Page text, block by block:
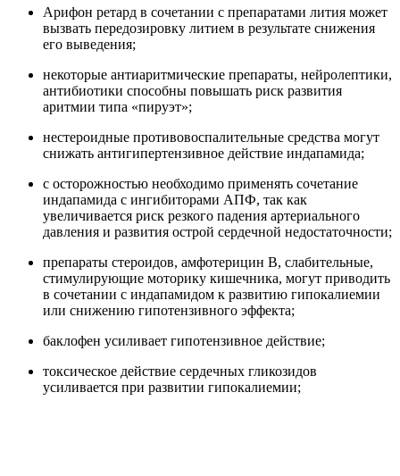
Арифон ретард в сочетании с препаратами лития может
вызвать передозировку литием в результате снижения
его выведения;
некоторые антиаритмические препараты, нейролептики,
антибиотики способны повышать риск развития
аритмии типа «пируэт»;
нестероидные противовоспалительные средства могут
снижать антигипертензивное действие индапамида;
с осторожностью необходимо применять сочетание
индапамида с ингибиторами АПФ, так как
увеличивается риск резкого падения артериального
давления и развития острой сердечной недостаточности;
препараты стероидов, амфотерицин В, слабительные,
стимулирующие моторику кишечника, могут приводить
в сочетании с индапамидом к развитию гипокалиемии
или снижению гипотензивного эффекта;
баклофен усиливает гипотензивное действие;
токсическое действие сердечных гликозидов
усиливается при развитии гипокалиемии;